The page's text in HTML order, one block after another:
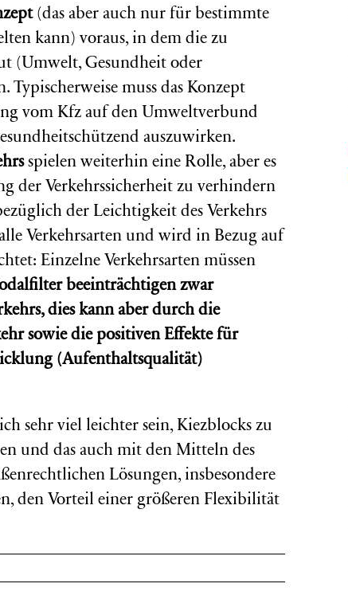
(das aber auch nur für bestimmte
kann) voraus, in dem die zu
(Umwelt, Gesundheit oder
muss das Konzept
vom Kfz auf den Umweltverbund
auszuwirken.
spielen weiterhin eine Rolle, aber es
der Verkehrssicherheit zu verhindern
der Leichtigkeit des Verkehrs
Verkehrsarten und wird in Bezug auf
Einzelne Verkehrsarten müssen
beeinträchtigen zwar
dies kann aber durch die
sowie die positiven Effekte für
(Aufenthaltsqualität)
sehr viel leichter sein, Kiezblocks zu
und das auch mit den Mitteln des
Lösungen, insbesondere
den Vorteil einer größeren Flexibilität